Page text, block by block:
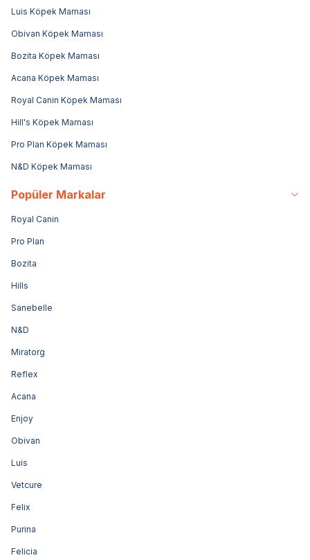
Luis Köpek Maması
Obivan Köpek Maması
Bozita Köpek Maması
Acana Köpek Maması
Royal Canin Köpek Maması
Hill's Köpek Maması
Pro Plan Köpek Maması
N&D Köpek Maması
Popüler Markalar
Royal Canin
Pro Plan
Bozita
Hills
Sanebelle
N&D
Miratorg
Reflex
Acana
Enjoy
Obivan
Luis
Vetcure
Felix
Purina
Felicia